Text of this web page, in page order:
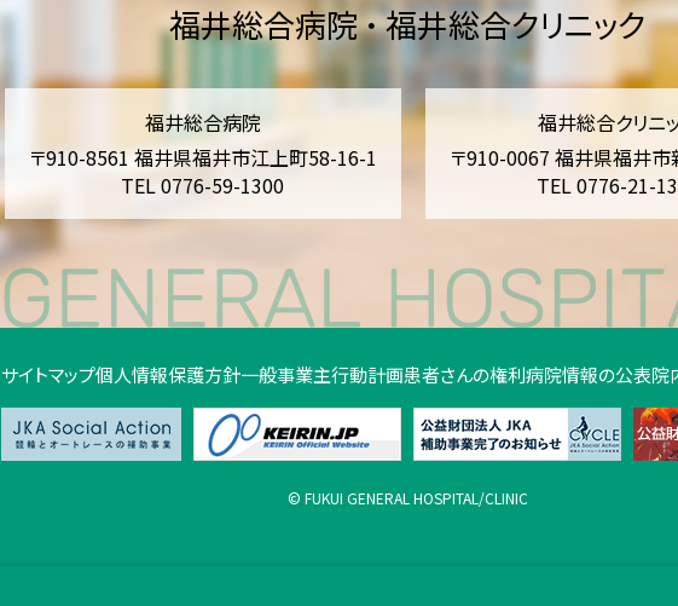
福井総合病院・福井総合クリニック
福井総合病院
〒910-8561 福井県福井市江上町58-16-1
TEL 0776-59-1300
福井総合クリニ
〒910-0067 福井県福井
TEL 0776-21-
サイトマップ個人情報保護方針一般事業主行動計画患者さんの権利病院情報の公表院
© FUKUI GENERAL HOSPITAL/CLINIC